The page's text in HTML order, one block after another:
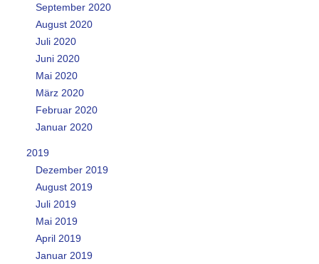
September 2020
August 2020
Juli 2020
Juni 2020
Mai 2020
März 2020
Februar 2020
Januar 2020
2019
Dezember 2019
August 2019
Juli 2019
Mai 2019
April 2019
Januar 2019